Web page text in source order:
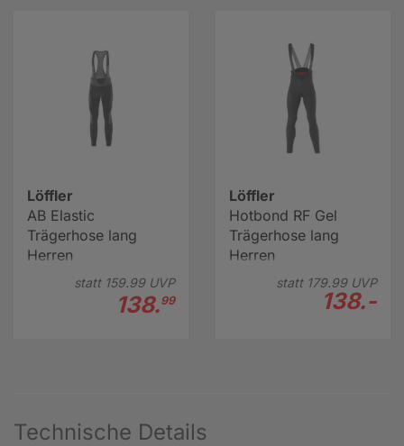
Löffler
AB Elastic
Trägerhose lang
Herren
statt 159.99UVP
138.99
Löffler
Hotbond RF Gel
Trägerhose lang
Herren
statt 179.99UVP
138.-
Technische Details